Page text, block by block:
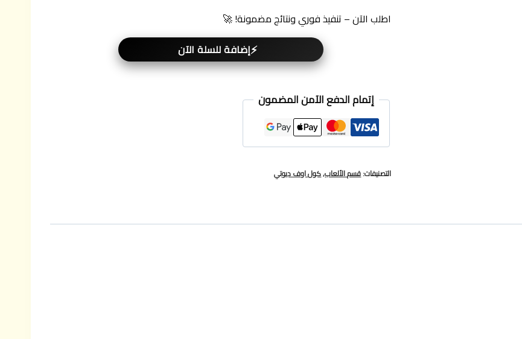
اطلب الآن – تنفيذ فوري ونتائج مضمونة! 🚀
إضافة للسلة الآن
إتمام الدفع الآمن المضمون
التصنيفات:قسم الألعاب,كول اوف ديوتي